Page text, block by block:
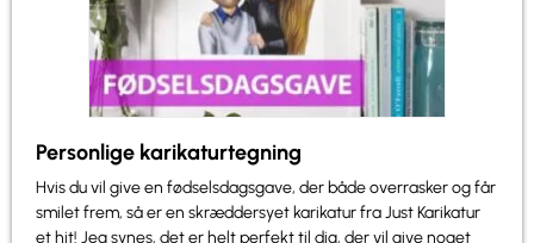
Personlige karikaturtegning
Hvis du vil give en fødselsdagsgave, der både overrasker og får
smilet frem, så er en skræddersyet karikatur fra Just Karikatur
et hit! Jeg synes, det er helt perfekt til dig, der vil give noget